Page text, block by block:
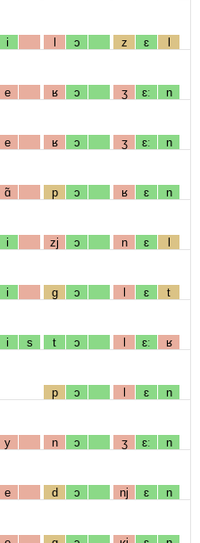
i l ɔ z ɛ l
e ʁ ɔ ʒ ɛː n
e ʁ ɔ ʒ ɛː n
ɑ̃ p ɔ ʁ ɛ n
i zj ɔ n ɛ l
i g ɔ l ɛ t
i s t ɔ l ɛː ʁ
p ɔ l ɛ n
y n ɔ ʒ ɛː n
e d ɔ nj ɛ n